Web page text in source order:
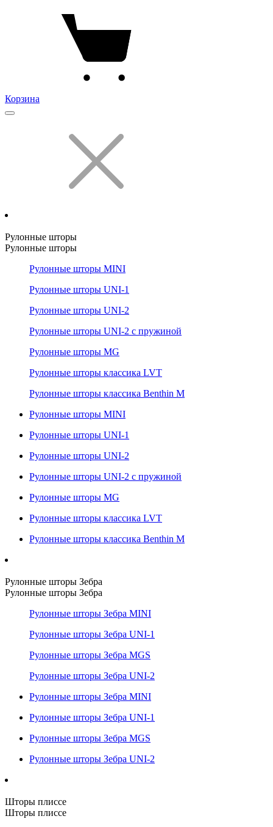
Корзина
Рулонные шторы
Рулонные шторы
Рулонные шторы MINI
Рулонные шторы UNI-1
Рулонные шторы UNI-2
Рулонные шторы UNI-2 с пружиной
Рулонные шторы MG
Рулонные шторы классика LVT
Рулонные шторы классика Benthin M
Рулонные шторы MINI
Рулонные шторы UNI-1
Рулонные шторы UNI-2
Рулонные шторы UNI-2 с пружиной
Рулонные шторы MG
Рулонные шторы классика LVT
Рулонные шторы классика Benthin M
Рулонные шторы Зебра
Рулонные шторы Зебра
Рулонные шторы Зебра MINI
Рулонные шторы Зебра UNI-1
Рулонные шторы Зебра MGS
Рулонные шторы Зебра UNI-2
Рулонные шторы Зебра MINI
Рулонные шторы Зебра UNI-1
Рулонные шторы Зебра MGS
Рулонные шторы Зебра UNI-2
Шторы плиссе
Шторы плиссе